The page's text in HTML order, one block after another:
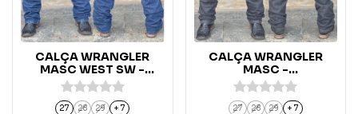
CALÇA WRANGLER
MASC WEST SW -
17MOPDDB3
27 28 29 + 7
CALÇA WRANGLER
MASC -
13MWZKM36UN
27 28 29 + 7